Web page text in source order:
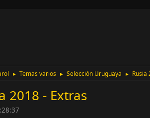
► Temas varios ► Selección Uruguaya ► Rusia
2018 - Extras